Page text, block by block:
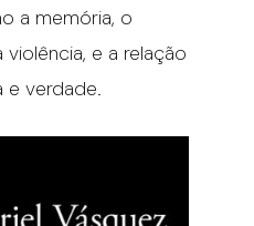
a memória, o
e a relação
e verdade.